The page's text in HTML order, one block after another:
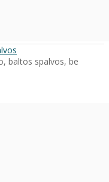
baltos spalvos, be